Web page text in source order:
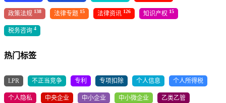
政策法规 138 法律专题 15 法律资讯 126 知识产权 15
税务咨询 4
热门标签
LPR 不正当竞争 专利 专项扣除 个人信息 个人所得税
个人隐私 中央企业 中小企业 中小微企业 乙类乙管